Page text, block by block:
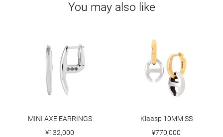
You may also like
MINI AXE EARRINGS
¥132,000
Klaasp 10MM SS
¥770,000